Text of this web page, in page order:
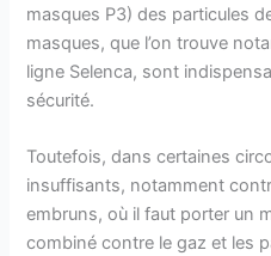
masques P3) des particules
masques, que l’on trouve
ligne Selenca, sont
sécurité.
Toutefois, dans certaines
insuffisants, notamment
embruns, où il faut porter un
combiné contre le gaz et les